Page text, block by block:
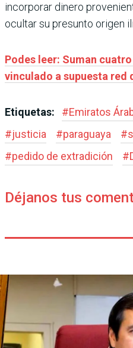
incorporar dinero
ocultar su presunto origen
Podes leer: Suman
vinculado a supuesta red
Etiquetas: #Emiratos
#justicia #paraguaya #
#pedido de extradición #
Déjanos tus